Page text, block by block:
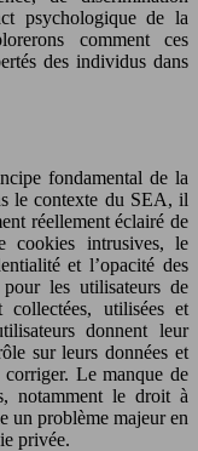
psychologique de la
comment ces
des individus dans
fondamental de la
le contexte du SEA, il
réellement éclairé de
cookies intrusives, le
et l’opacité des
les utilisateurs de
collectées, utilisées et
donnent leur
sur leurs données et
Le manque de
notamment le droit à
un problème majeur en
privée.